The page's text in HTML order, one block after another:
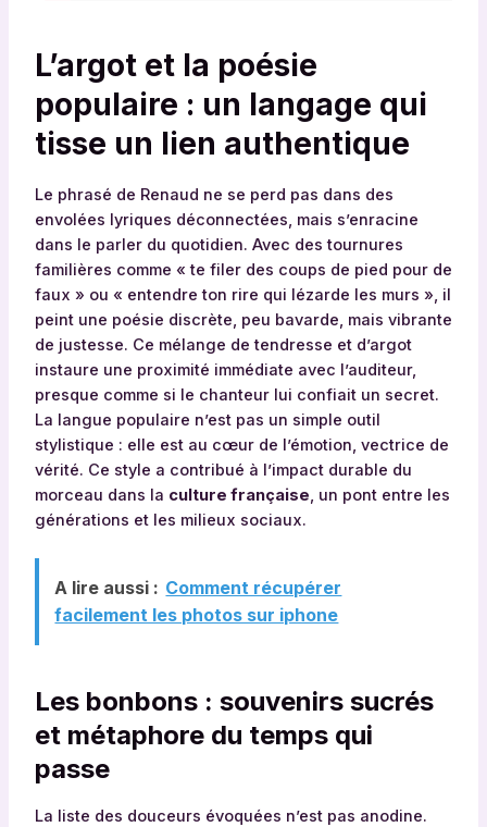
L’argot et la poésie
populaire : un langage qui
tisse un lien authentique
Le phrasé de Renaud ne se perd pas dans des
envolées lyriques déconnectées, mais s’enracine
dans le parler du quotidien. Avec des tournures
familières comme « te filer des coups de pied pour de
faux » ou « entendre ton rire qui lézarde les murs », il
peint une poésie discrète, peu bavarde, mais vibrante
de justesse. Ce mélange de tendresse et d’argot
instaure une proximité immédiate avec l’auditeur,
presque comme si le chanteur lui confiait un secret.
La langue populaire n’est pas un simple outil
stylistique : elle est au cœur de l’émotion, vectrice de
vérité. Ce style a contribué à l’impact durable du
morceau dans la culture française, un pont entre les
générations et les milieux sociaux.
A lire aussi : Comment récupérer
facilement les photos sur iphone
Les bonbons : souvenirs sucrés
et métaphore du temps qui
passe
La liste des douceurs évoquées n’est pas anodine.